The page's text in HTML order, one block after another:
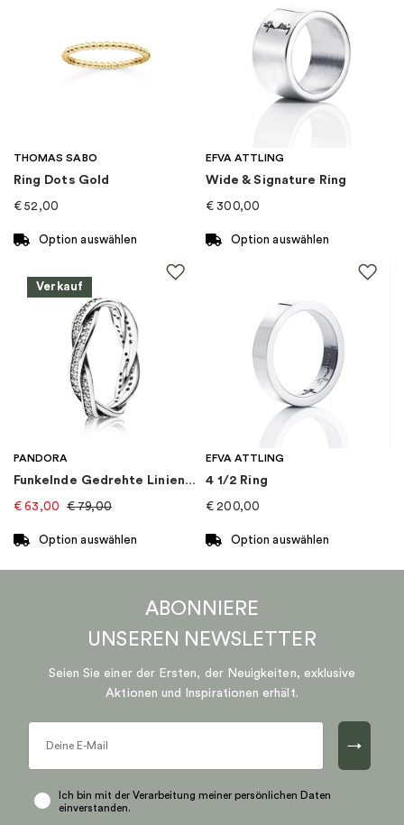
Steine:
Kollektion :
Goldkarat:
THOMAS SABO
Ring Dots Gold
€ 52,00
Option auswählen
Produkt
auf
der
gewählt
werden
EFVA ATTLING
Wide & Signature Ring
€ 300,00
Option auswählen
mehrere
Varianten
auf
gewählt
werden
Verkauf
PANDORA
Funkelnde Gedrehte Linien Ring
€ 63,00 €79,00
Option auswählen
der
Produktseite
gewählt
EFVA ATTLING
4 1/2 Ring
€ 200,00
Option auswählen
weist
Varianten
auf.
Die
der
Produktseite
ABONNIERE
UNSEREN NEWSLETTER
Seien Sie einer der Ersten, der Neuigkeiten, exklusive
Aktionen und Inspirationen erhält.
→
Ich bin mit der Verarbeitung meiner persönlichen Daten
einverstanden.